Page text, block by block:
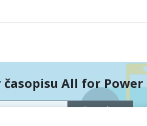
All for Power